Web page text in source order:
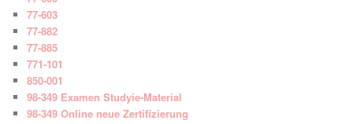
77-603
77-882
77-885
771-101
850-001
98-349 Examen Studyie-Material
98-349 Online neue Zertifizierung